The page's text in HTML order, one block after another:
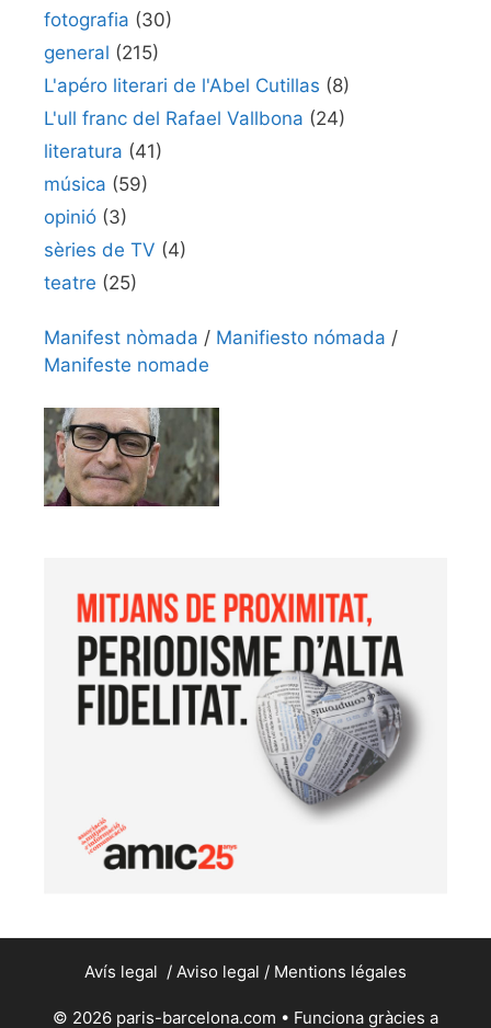
fotografia (30)
general (215)
L'apéro literari de l'Abel Cutillas (8)
L'ull franc del Rafael Vallbona (24)
literatura (41)
música (59)
opinió (3)
sèries de TV (4)
teatre (25)
Manifest nòmada / Manifiesto nómada /
Manifeste nomade
Avís legal / Aviso legal / Mentions légales
© 2026 paris-barcelona.com • Funciona gràcies a